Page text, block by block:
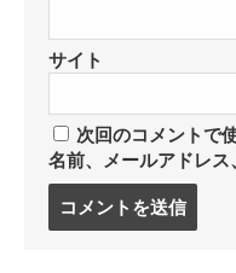
サイト
次回のコメントで
名前、メールアドレス